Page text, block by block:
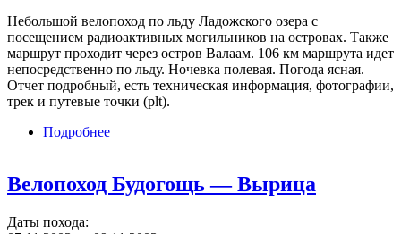
Небольшой велопоход по льду Ладожского озера с
посещением радиоактивных могильников на островах. Также
маршрут проходит через остров Валаам. 106 км маршрута идет
непосредственно по льду. Ночевка полевая. Погода ясная.
Отчет подробный, есть техническая информация, фотографии,
трек и путевые точки (plt).
Подробнее
Велопоход Будогощь — Вырица
Даты похода: